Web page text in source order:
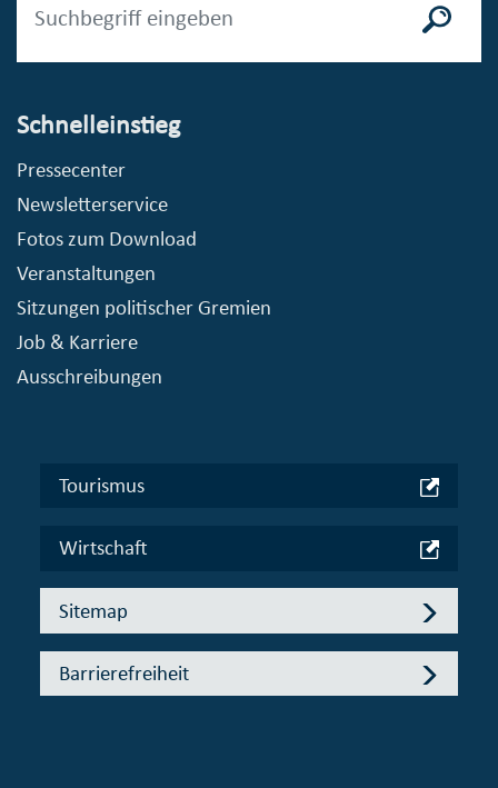
Schnelleinstieg
Pressecenter
Newsletterservice
Fotos zum Download
Veranstaltungen
Sitzungen politischer Gremien
Job & Karriere
Ausschreibungen
Tourismus
Wirtschaft
Sitemap
Barrierefreiheit